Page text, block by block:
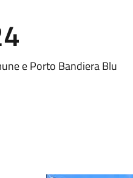
e Porto Bandiera Blu